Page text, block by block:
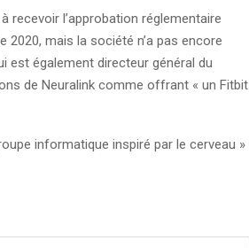
recevoir l’approbation réglementaire
2020, mais la société n’a pas encore
est également directeur général du
de Neuralink comme offrant « un Fitbit
informatique inspiré par le cerveau »